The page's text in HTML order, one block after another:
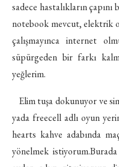
sadece hastalıkların
notebook mevcut, elektrik
çalışmayınca internet
süpürgeden bir farkı
yeğlerim.
Elim tuşa dokunuyor ve
yada freecell adlı oyun
hearts kahve adabında
yönelmek